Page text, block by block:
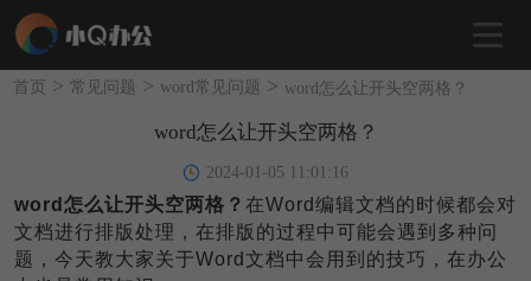
首页 > 常见问题 > word常见问题 > word怎么让开头空两格？
word怎么让开头空两格？
2024-01-05 11:01:16
word怎么让开头空两格？ 在Word编辑文档的时候都会对
文档进行排版处理，在排版的过程中可能会遇到多种问
题，今天教大家关于Word文档中会用到的技巧，在办公